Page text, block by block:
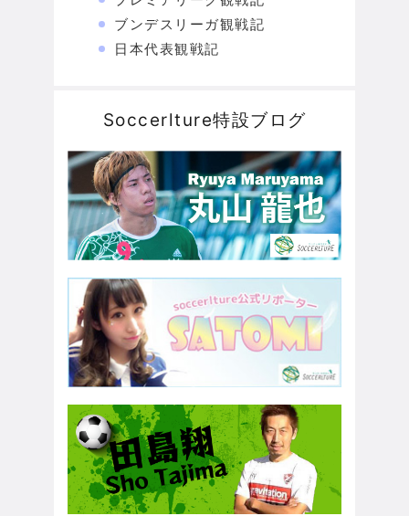
ブンデスリーガ観戦記
日本代表観戦記
Soccerlture特設ブログ